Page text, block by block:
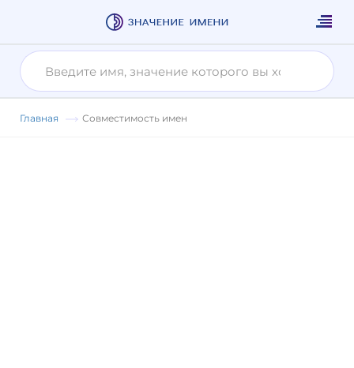
Главная Совместимость имен